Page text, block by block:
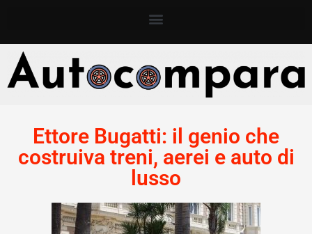
Ettore Bugatti: il genio che
costruiva treni, aerei e auto di
lusso